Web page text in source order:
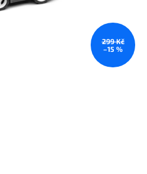
299 Kč
–15 %